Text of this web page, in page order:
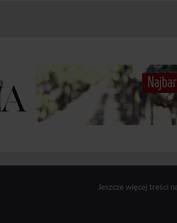
Jeszcze więcej treści